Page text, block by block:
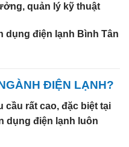
quản lý kỹ thuật
dụng điện lạnh Bình Tân
ĐIỆN LẠNH?
cầu rất cao, đặc biệt tại
dụng điện lạnh luôn